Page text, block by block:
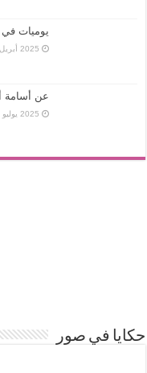
يوميات
2025 أبريل 13
عن أسامة
2025 يوليو 28
حكايا في صور